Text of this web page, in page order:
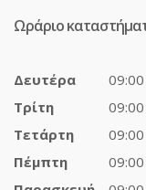
Ωράριο
Δευτέρα
Τρίτη
Τετάρτη
Πέμπτη